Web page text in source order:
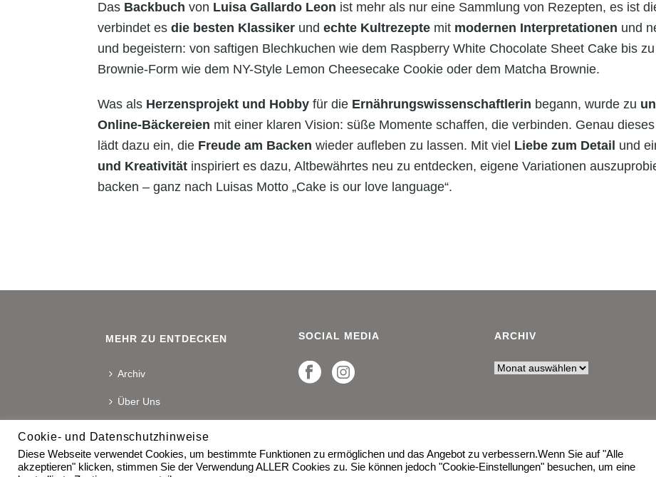
Das Backbuch von Luisa Gallardo Leon ist mehr als nur eine Sammlung von Rezepten, es ist
verbindet es die besten Klassiker und echte Kultrezepte mit modernen Interpretationen und
und begeistern: von saftigen Blechkuchen wie dem Raspberry White Chocolate Sheet Cake bis
Brownie-Form wie dem NY-Style Lemon Cheesecake Cookie oder dem Matcha Brownie.
Was als Herzensprojekt und Hobby für die Ernährungswissenschaftlerin begann, wurde zu
Online-Bäckereien mit einer klaren Vision: süße Momente schaffen, die verbinden. Genau
lädt dazu ein, die Freude am Backen wieder aufleben zu lassen. Mit viel Liebe zum Detail und
und Kreativität inspiriert es dazu, Altbewährtes neu zu entdecken, eigene Variationen
backen – ganz nach Luisas Motto „Cake is our love language“.
MEHR ZU ENTDECKEN
Archiv
Über Uns
SOCIAL MEDIA ARCHIV
Cookie- und Datenschutzhinweise
Diese Webseite verwendet Cookies, um bestimmte Funktionen zu ermöglichen und das Angebot zu verbessern.Wenn Sie auf "Alle
akzeptieren" klicken, stimmen Sie der Verwendung ALLER Cookies zu. Sie können jedoch "Cookie-Einstellungen" besuchen, um eine